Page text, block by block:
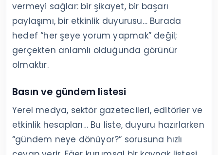
vermeyi sağlar: bir şikayet, bir başarı
paylaşımı, bir etkinlik duyurusu… Burada
hedef “her şeye yorum yapmak” değil;
gerçekten anlamlı olduğunda görünür
olmaktır.
Basın ve gündem listesi
Yerel medya, sektör gazetecileri, editörler ve
etkinlik hesapları… Bu liste, duyuru hazırlarken
“gündem neye dönüyor?” sorusuna hızlı